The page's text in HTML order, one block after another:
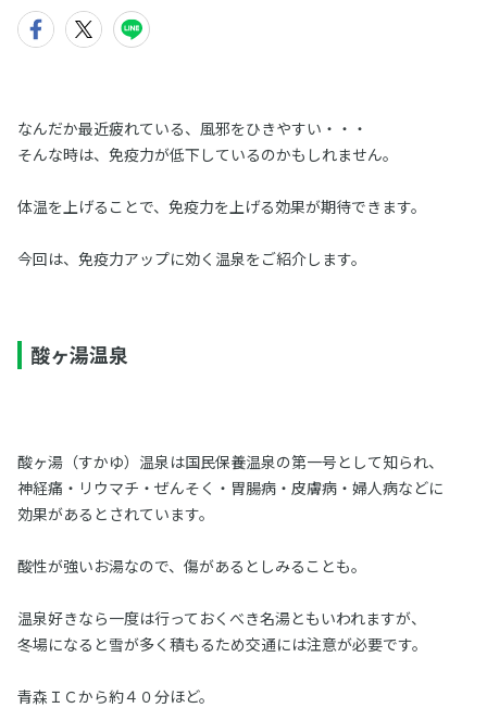
なんだか最近疲れている、風邪をひきやすい・・・
そんな時は、免疫力が低下しているのかもしれません。
体温を上げることで、免疫力を上げる効果が期待できます。
今回は、免疫力アップに効く温泉をご紹介します。
酸ヶ湯温泉
酸ヶ湯（すかゆ）温泉は国民保養温泉の第一号として知られ、
神経痛・リウマチ・ぜんそく・胃腸病・皮膚病・婦人病などに
効果があるとされています。
酸性が強いお湯なので、傷があるとしみることも。
温泉好きなら一度は行っておくべき名湯ともいわれますが、
冬場になると雪が多く積もるため交通には注意が必要です。
青森ＩＣから約４０分ほど。